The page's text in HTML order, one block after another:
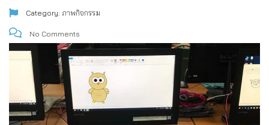
Category: ภาพกิจกรรม
No Comments